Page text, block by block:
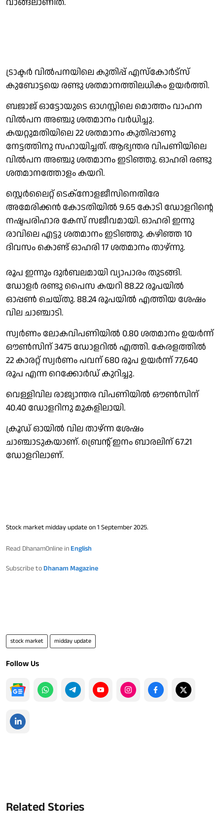
ട്രാക്ടർ വിൽപനയിലെ കുതിപ്പ് എസ്കോർട്സ്
കുബോട്ടയെ രണ്ടു ശതമാനത്തിലധികം ഉയർത്തി.
ബജാജ് ഓട്ടോയുടെ ഓഗസ്റ്റിലെ മൊത്തം വാഹന
വിൽപന അഞ്ചു ശതമാനം വർധിച്ചു.
കയറ്റുമതിയിലെ 22 ശതമാനം കുതിപ്പാണു
നേട്ടത്തിനു സഹായിച്ചത്. ആഭ്യന്തര വിപണിയിലെ
വിൽപന അഞ്ചു ശതമാനം ഇടിഞ്ഞു. ഓഹരി രണ്ടു
ശതമാനത്തോളം കയറി.
സ്റ്റെർലൈറ്റ് ടെക്നോളജീസിനെതിരേ
അമേരിക്കൻ കോടതിയിൽ 9.65 കോടി ഡോളറിൻ്റെ
നഷ്ടപരിഹാര കേസ് സജീവമായി. ഓഹരി ഇന്നു
രാവിലെ എട്ടു ശതമാനം ഇടിഞ്ഞു. കഴിഞ്ഞ 10
ദിവസം കൊണ്ട് ഓഹരി 17 ശതമാനം താഴ്ന്നു.
രൂപ ഇന്നും ദുർബലമായി വ്യാപാരം തുടങ്ങി.
ഡോളർ രണ്ടു പൈസ കയറി 88.22 രൂപയിൽ
ഓപ്പൺ ചെയ്തു. 88.24 രൂപയിൽ എത്തിയ ശേഷം
വില ചാഞ്ചാടി.
സ്വർണം ലോകവിപണിയിൽ 0.80 ശതമാനം ഉയർന്ന്
ഔൺസിന് 3475 ഡോളറിൽ എത്തി. കേരളത്തിൽ
22 കാരറ്റ് സ്വർണം പവന് 680 രൂപ ഉയർന്ന് 77,640
രൂപ എന്ന റെക്കോർഡ് കുറിച്ചു.
വെള്ളിവില രാജ്യാന്തര വിപണിയിൽ ഔൺസിന്
40.40 ഡോളറിനു മുകളിലായി.
ക്രൂഡ് ഓയിൽ വില താഴ്ന്ന ശേഷം
ചാഞ്ചാടുകയാണ്. ബ്രെൻ്റ് ഇനം ബാരലിന് 67.21
ഡോളറിലാണ്.
Stock market midday update on 1 September 2025.
Read DhanamOnline in English
Subscribe to Dhanam Magazine
stock market midday update
Follow Us
Related Stories